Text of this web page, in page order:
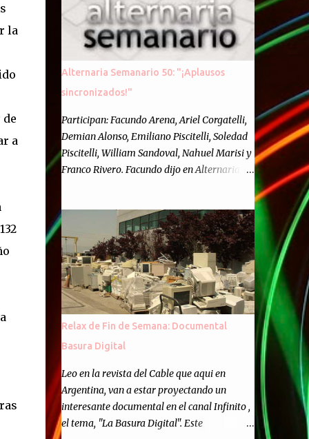
la
a
Alternaria Semanario 50: "¡Aplausos
sincronizados!"
Participan: Facundo Arena, Ariel Corgatelli,
Demian Alonso, Emiliano Piscitelli, Soledad
Piscitelli, William Sandoval, Nahuel Marisi y
Franco Rivero. Facundo dijo en Alternaria :
Cincuenta ocasiones para ponernos en
contacto con ustedes y contarles las noticias
de tecnología más importantes, desde
nuestra propia óptica: un punto de vista
independiente e informal.Para festejarlo, se
nos ocurrió que estemos todos juntos; y
cuando digo "todos" me refiero a toda la
semanario como panelista, y a ustedes. Por
eso se nos ocurrió la idea de emitir video en
vivo. La tarea no fué facil, hubo que
coordinar horarios, preparar el estudio,
configurar muchos programejos y hacer
muchas pruebas. ¿El resultado? Totalmente
Relax de Fin de Semana: Documental
Basura Digital
Leo en la revista del Cable que aqui en
Argentina, van a estar proyectando un
interesante documental en el canal Infinito ,
el tema, "La Basura Digital". Este